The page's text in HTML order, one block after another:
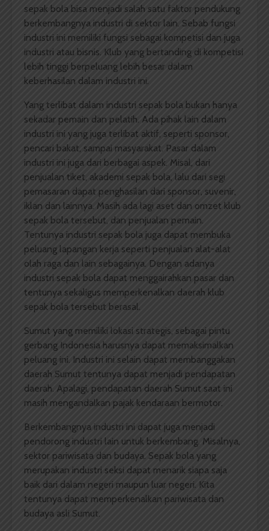
sepak bola bisa menjadi salah satu faktor pendukung
berkembangnya industri di sektor lain. Sebab fungsi
industri ini memiliki fungsi sebagai kompetisi dan juga
industri atau bisnis. Klub yang bertanding di kompetisi
lebih tinggi berpeluang lebih besar dalam
keberhasilan dalam industri ini.
Yang terlibat dalam industri sepak bola bukan hanya
sekadar pemain dan pelatih. Ada pihak lain dalam
industri ini yang juga terlibat aktif, seperti sponsor,
pencari bakat, sampai masyarakat. Pasar dalam
industri ini juga dari berbagai aspek. Misal, dari
penjualan tiket, akademi sepak bola, lalu dari segi
pemasaran dapat penghasilan dari sponsor, suvenir,
iklan dan lainnya. Masih ada lagi aset dan omzet klub
sepak bola tersebut, dan penjualan pemain.
Tentunya industri sepak bola juga dapat membuka
peluang lapangan kerja seperti penjualan alat-alat
olah raga dan lain sebagainya. Dengan adanya
industri sepak bola dapat menggairahkan pasar dan
tentunya sekaligus memperkenalkan daerah klub
sepak bola tersebut berasal.
Sumut yang memiliki lokasi strategis, sebagai pintu
gerbang Indonesia harusnya dapat memaksimalkan
peluang ini. Industri ini selain dapat membanggakan
daerah Sumut tentunya dapat menjadi pendapatan
daerah. Apalagi, pendapatan daerah Sumut saat ini
masih mengandalkan pajak kendaraan bermotor.
Berkembangnya industri ini dapat juga menjadi
pendorong industri lain untuk berkembang. Misalnya,
sektor pariwisata dan budaya. Sepak bola yang
merupakan industri seksi dapat menarik siapa saja
baik dari dalam negeri maupun luar negeri. Kita
tentunya dapat memperkenalkan pariwisata dan
budaya asli Sumut.